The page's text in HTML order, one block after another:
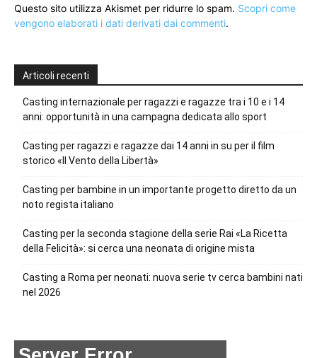
Questo sito utilizza Akismet per ridurre lo spam. Scopri come
vengono elaborati i dati derivati dai commenti.
Articoli recenti
Casting internazionale per ragazzi e ragazze tra i 10 e i 14
anni: opportunità in una campagna dedicata allo sport
Casting per ragazzi e ragazze dai 14 anni in su per il film
storico «Il Vento della Libertà»
Casting per bambine in un importante progetto diretto da un
noto regista italiano
Casting per la seconda stagione della serie Rai «La Ricetta
della Felicità»: si cerca una neonata di origine mista
Casting a Roma per neonati: nuova serie tv cerca bambini nati
nel 2026